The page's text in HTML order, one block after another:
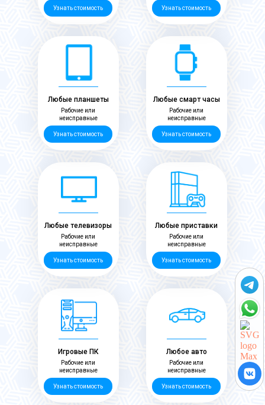
Узнать стоимость
Узнать стоимость
Рабочие или
неисправные
Любое авто
Игровые ПК
Узнать стоимость
Рабочие или
неисправные
Любые приставки
Узнать стоимость
Рабочие или
неисправные
Любые телевизоры
Узнать стоимость
Рабочие или
неисправные
Любые смарт часы
Рабочие или
неисправные
Узнать стоимость
Любые планшеты
Рабочие или
неисправные
Узнать стоимость
Узнать стоимость